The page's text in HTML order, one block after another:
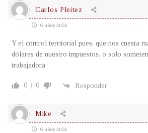
Carlos Pleitez
6 años atrás
Y el control territorial pues, que nos cuesta
dólares de nuestro impuestos, o solo
trabajadora
0 0 Responder
Mike
6 años atrás